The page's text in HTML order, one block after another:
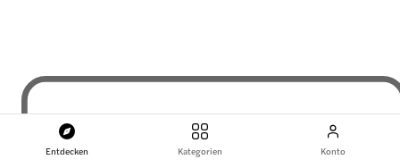
Entdecken Kategorien Konto